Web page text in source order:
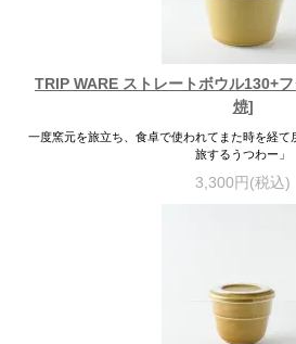
TRIP WARE ストレートボウル130+
焼]
一度窯元を旅立ち、食卓で使われてまた時を経て
旅するうつわー」
3,300円(税込)